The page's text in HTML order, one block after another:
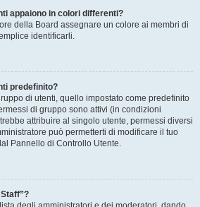
appaiono in colori differenti?
della Board assegnare un colore ai membri di
identificarli.
predefinito?
di utenti, quello impostato come predefinito
di gruppo sono attivi (in condizioni
attribuire al singolo utente, permessi diversi
può permetterti di modificare il tuo
Pannello di Controllo Utente.